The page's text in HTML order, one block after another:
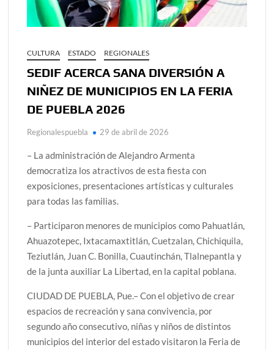
CULTURA ESTADO REGIONALES
SEDIF ACERCA SANA DIVERSIÓN A
NIÑEZ DE MUNICIPIOS EN LA FERIA
DE PUEBLA 2026
Regionalespuebla 29 de abril de 2026
– La administración de Alejandro Armenta
democratiza los atractivos de esta fiesta con
exposiciones, presentaciones artísticas y culturales
para todas las familias.
– Participaron menores de municipios como Pahuatlán,
Ahuazotepec, Ixtacamaxtitlán, Cuetzalan, Chichiquila,
Teziutlán, Juan C. Bonilla, Cuautinchán, Tlalnepantla y
de la junta auxiliar La Libertad, en la capital poblana.
CIUDAD DE PUEBLA, Pue.– Con el objetivo de crear
espacios de recreación y sana convivencia, por
segundo año consecutivo, niñas y niños de distintos
municipios del interior del estado visitaron la Feria de